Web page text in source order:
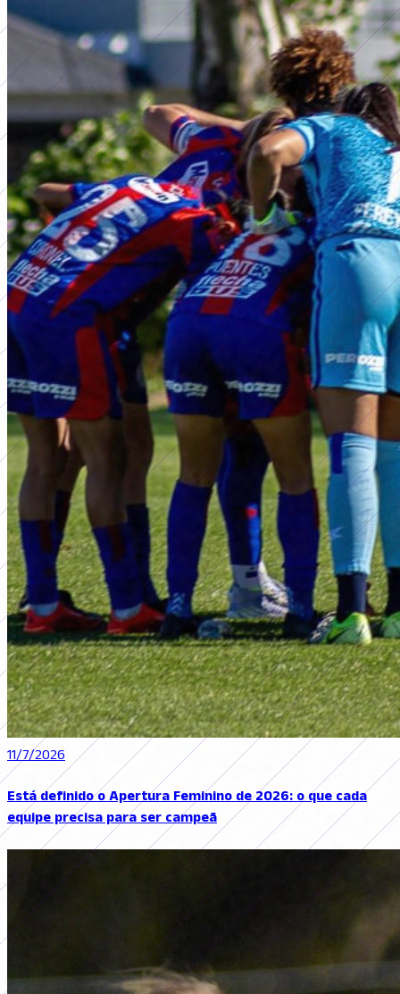
11/7/2026
Está definido o Apertura Feminino de 2026: o que cada
equipe precisa para ser campeã